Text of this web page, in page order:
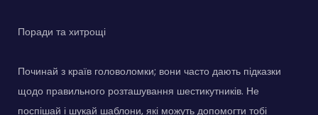
Поради та хитрощі
Починай з країв головоломки; вони часто дають підказки
щодо правильного розташування шестикутників. Не
поспішай і шукай шаблони, які можуть допомогти тобі